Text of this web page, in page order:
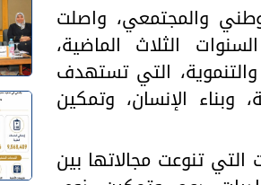
والمجتمعي، واصلت
الثلاث الماضية،
التي تستهدف
الإنسان، وتمكين
تنوعت مجالاتها بين